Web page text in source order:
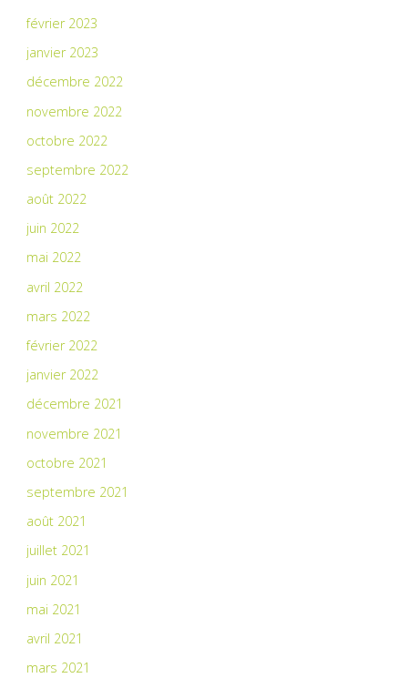
février 2023
janvier 2023
décembre 2022
novembre 2022
octobre 2022
septembre 2022
août 2022
juin 2022
mai 2022
avril 2022
mars 2022
février 2022
janvier 2022
décembre 2021
novembre 2021
octobre 2021
septembre 2021
août 2021
juillet 2021
juin 2021
mai 2021
avril 2021
mars 2021